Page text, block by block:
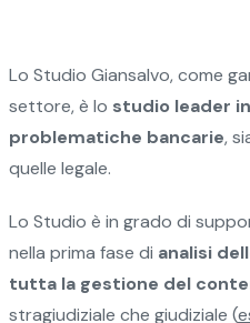
Lo Studio Giansalvo, come
settore, è lo studio leader
problematiche bancarie,
quelle legale.
Lo Studio è in grado di
nella prima fase di analisi
tutta la gestione del
stragiudiziale che giudiziale (